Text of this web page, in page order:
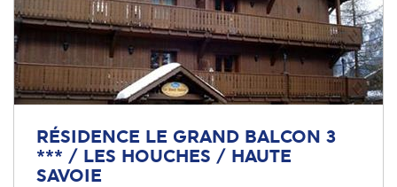
RÉSIDENCE LE GRAND BALCON 3
*** / LES HOUCHES / HAUTE
SAVOIE